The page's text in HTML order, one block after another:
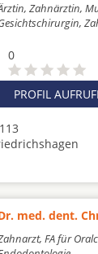
Zahnärztin,
0
PROFIL
med. dent.
FA für